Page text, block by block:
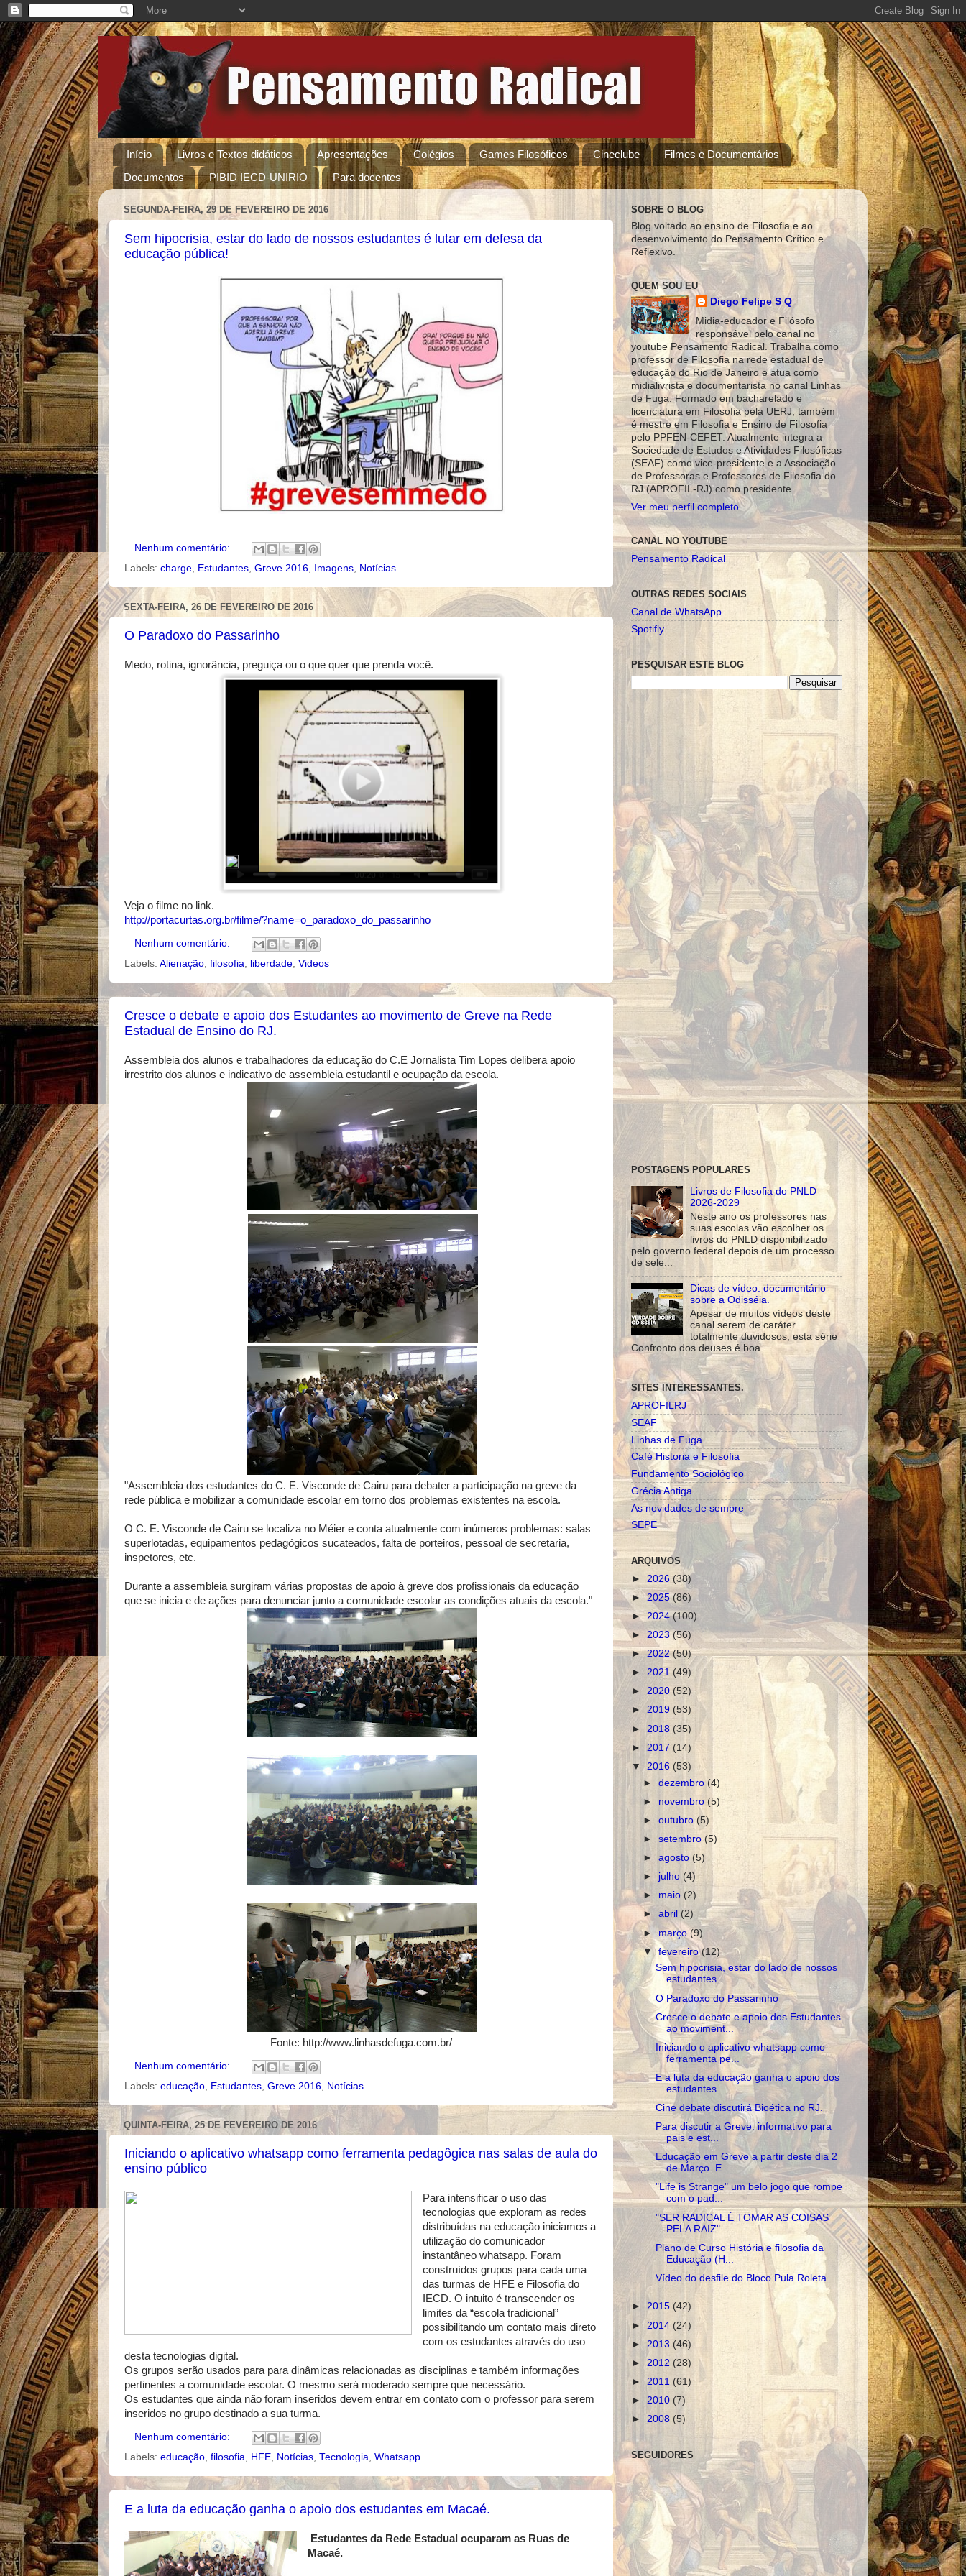
Início Livros e Textos didáticos Apresentações Colégios Games Filosóficos Cineclube
Filmes e Documentários
Documentos
PIBID IECD-UNIRIO Para docentes
SEGUNDA-FEIRA, 29 DE FEVEREIRO DE 2016
Sem hipocrisia, estar do lado de nossos estudantes é lutar em defesa da
educação pública!
Nenhum comentário:
Labels: charge Estudantes Greve 2016 Imagens Notícias
SEXTA-FEIRA, 26 DE FEVEREIRO DE 2016
O Paradoxo do Passarinho
Medo, rotina, ignorância, preguiça ou o que quer que prenda você.
Veja o filme no link.
http://portacurtas.org.br/filme/?name=o_paradoxo_do_passarinho
Nenhum comentário:
Labels: Alienação filosofia liberdade Videos
Cresce o debate e apoio dos Estudantes ao movimento de Greve na Rede
Estadual de Ensino do RJ.
Assembleia dos alunos e trabalhadores da educação do C.E Jornalista Tim Lopes delibera apoio
irrestrito dos alunos e indicativo de assembleia estudantil e ocupação da escola.
"Assembleia dos estudantes do C. E. Visconde de Cairu para debater a participação na greve da
rede pública e mobilizar a comunidade escolar em torno dos problemas existentes na escola.
O C. E. Visconde de Cairu se localiza no Méier e conta atualmente com inúmeros problemas: salas
superlotadas, equipamentos pedagógicos sucateados, falta de porteiros, pessoal de secretaria,
inspetores, etc.
Durante a assembleia surgiram várias propostas de apoio à greve dos profissionais da educação
que se inicia e de ações para denunciar junto a comunidade escolar as condições atuais da escola."
Fonte: http://www.linhasdefuga.com.br/
Nenhum comentário:
Labels: educação Estudantes Greve 2016 Notícias
QUINTA-FEIRA, 25 DE FEVEREIRO DE 2016
Iniciando o aplicativo whatsapp como ferramenta pedagôgica nas salas de aula do
ensino público
Para intensificar o uso das
tecnologias que exploram as redes
distribuídas na educação iniciamos a
utilização do comunicador
instantâneo whatsapp. Foram
construídos grupos para cada uma
das turmas de HFE e Filosofia do
IECD. O intuito é transcender os
limites da “escola tradicional”
possibilitando um contato mais direto
com os estudantes através do uso
desta tecnologias digital.
Os grupos serão usados para para dinâmicas relacionadas as disciplinas e também informações
pertinentes a comunidade escolar. O mesmo será moderado sempre que necessário.
Os estudantes que ainda não foram inseridos devem entrar em contato com o professor para serem
inseridos no grupo destinado a sua turma.
Nenhum comentário:
Labels: educação filosofia HFE Notícias Tecnologia Whatsapp
E a luta da educação ganha o apoio dos estudantes em Macaé.
Estudantes da Rede Estadual ocuparam as Ruas de
Macaé.
SOBRE O BLOG
Blog voltado ao ensino de Filosofia e ao
desenvolvimento do Pensamento Crítico e
Reflexivo.
QUEM SOU EU
Diego Felipe S Q
Midia-educador e Filósofo
responsável pelo canal no
youtube Pensamento Radical. Trabalha como
professor de Filosofia na rede estadual de
educação do Rio de Janeiro e atua como
midialivrista e documentarista no canal Linhas
de Fuga. Formado em bacharelado e
licenciatura em Filosofia pela UERJ, também
é mestre em Filosofia e Ensino de Filosofia
pelo PPFEN-CEFET. Atualmente integra a
Sociedade de Estudos e Atividades Filosóficas
(SEAF) como vice-presidente e a Associação
de Professoras e Professores de Filosofia do
RJ (APROFIL-RJ) como presidente.
Ver meu perfil completo
CANAL NO YOUTUBE
Pensamento Radical
OUTRAS REDES SOCIAIS
Canal de WhatsApp
Spotifly
PESQUISAR ESTE BLOG
POSTAGENS POPULARES
Livros de Filosofia do PNLD
2026-2029
Neste ano os professores nas
suas escolas vão escolher os
livros do PNLD disponibilizado
pelo governo federal depois de um processo
de sele...
Dicas de vídeo: documentário
sobre a Odisséia.
Apesar de muitos vídeos deste
canal serem de caráter
totalmente duvidosos, esta série
Confronto dos deuses é boa.
SITES INTERESSANTES.
APROFILRJ
SEAF
Linhas de Fuga
Café Historia e Filosofia
Fundamento Sociológico
Grécia Antiga
As novidades de sempre
SEPE
ARQUIVOS
► 2026 (38)
►2025(86)
►2024(100)
► 2023 (56)
►2022(50)
► 2021 (49)
► 2020 (52)
► 2019 (53)
► 2018 (35)
► 2017 (14)
▼ 2016 (53)
►dezembro(4)
► novembro (5)
►outubro(5)
►setembro(5)
►agosto (5)
► julho(4)
► maio (2)
►abril(2)
►março(9)
▼fevereiro(12)
Sem hipocrisia, estar do lado de nossos
estudantes...
O Paradoxo do Passarinho
Cresce o debate e apoio dos Estudantes
ao moviment...
Iniciando o aplicativo whatsapp como
ferramenta pe...
E a luta da educação ganha o apoio dos
estudantes ...
Cine debate discutirá Bioética no RJ.
Para discutir a Greve: informativo para
pais e est...
Educação em Greve a partir deste dia 2
de Março. E...
"Life is Strange" um belo jogo que rompe
com o pad...
"SER RADICAL É TOMAR AS COISAS
PELA RAIZ"
Plano de Curso História e filosofia da
Educação (H...
Vídeo do desfile do Bloco Pula Roleta
► 2015 (42)
► 2014 (24)
► 2013 (46)
► 2012 (28)
► 2011 (61)
► 2010 (7)
► 2008 (5)
SEGUIDORES